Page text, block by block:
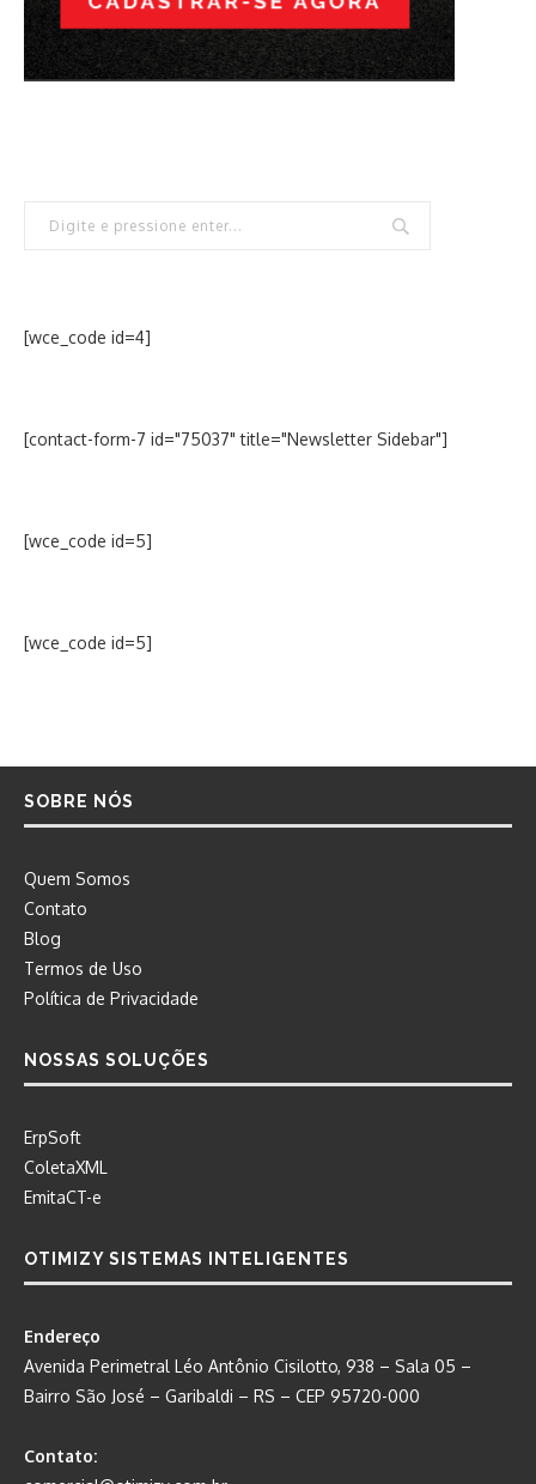
[wce_code id=4]
[contact-form-7 id="75037" title="Newsletter Sidebar"]
[wce_code id=5]
[wce_code id=5]
SOBRE NÓS
Quem Somos
Contato
Blog
Termos de Uso
Política de Privacidade
NOSSAS SOLUÇÕES
ErpSoft
ColetaXML
EmitaCT-e
OTIMIZY SISTEMAS INTELIGENTES
Endereço
Avenida Perimetral Léo Antônio Cisilotto, 938 – Sala 05 –
Bairro São José – Garibaldi – RS – CEP 95720-000
Contato: